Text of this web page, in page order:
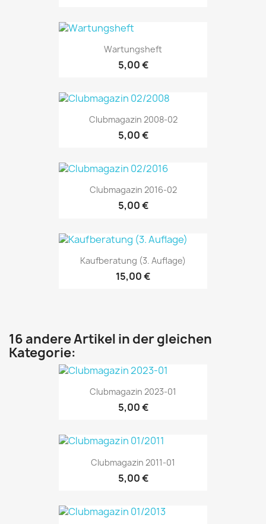
Wartungsheft
5,00 €
Clubmagazin 2008-02
5,00 €
Clubmagazin 2016-02
5,00 €
Kaufberatung (3. Auflage)
15,00 €
16 andere Artikel in der gleichen
Kategorie:
Clubmagazin 2023-01
5,00 €
Clubmagazin 2011-01
5,00 €